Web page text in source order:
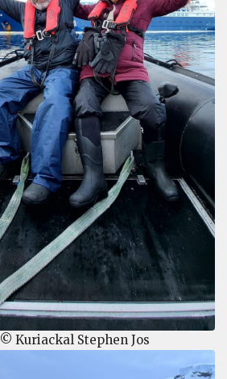
© Kuriackal Stephen Jos